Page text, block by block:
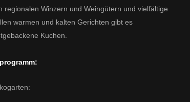
Winzern und Weingütern und vielfältige
warmen und kalten Gerichten gibt es
Kuchen.